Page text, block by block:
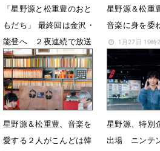
「星野源と松重豊のおと
もだち」 最終回は金沢・
能登へ ２夜連続で放送
2月24日 21時12分
星野源＆松重
音楽に身を委
1月27日 19時
星野源＆松重豊、音楽を
愛する２人がこんどは韓
星野源、特別
出場 ニンテ